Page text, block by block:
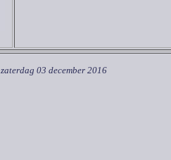
zaterdag 03 december 2016